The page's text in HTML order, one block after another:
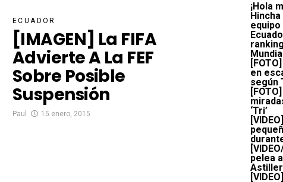
ECUADOR
[IMAGEN] La FIFA
Advierte A La FEF
Sobre Posible
Suspensión
Paul 15 enero, 2015
¡Hola
equipo
en
según
‘Tri’
pelea